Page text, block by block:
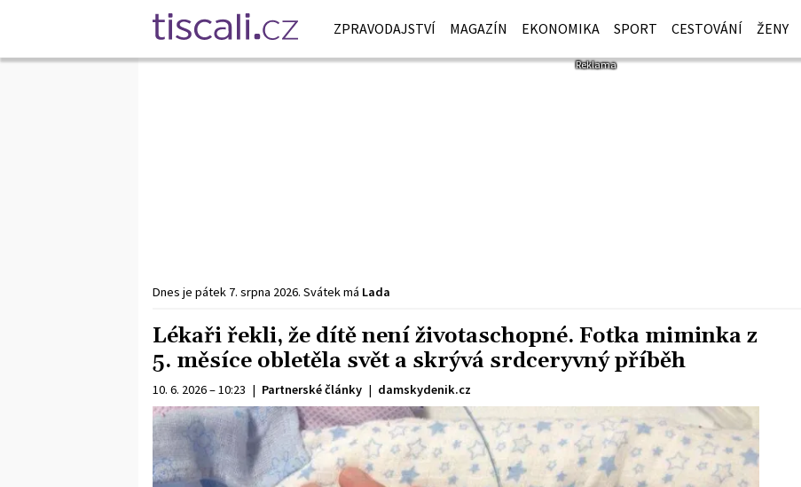
ZPRAVODAJSTVÍ MAGAZÍN EKONOMIKA SPORT CESTOVÁNÍ ŽENY
Dnes je pátek 7. srpna 2026. Svátek má Lada
Lékaři řekli, že dítě není životaschopné. Fotka miminka z
5. měsíce obletěla svět a skrývá srdceryvný příběh
10. 6. 2026 – 10:23 | Partnerské články | damskydenik.cz